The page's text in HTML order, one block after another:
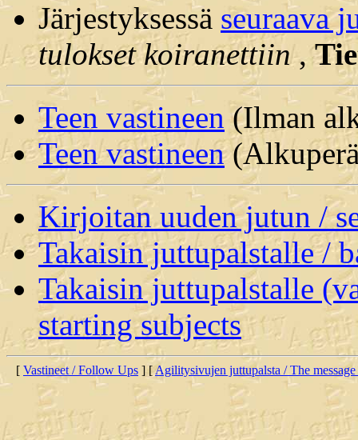
Järjestyksessä seuraava
tulokset koiranettiin,
Teen vastineen (Ilman
Teen vastineen
Kirjoitan uuden jutun /
Takaisin juttupalstalle /
Takaisin juttupalstalle
starting subjects
[ Vastineet / Follow Ups ] [Agilitysivujen juttupalsta / The